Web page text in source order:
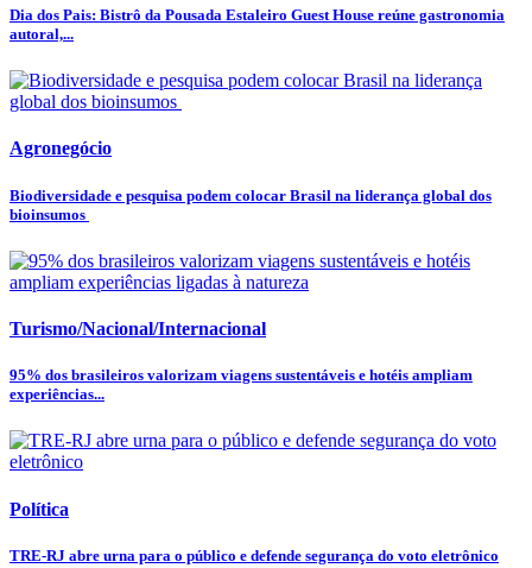
Dia dos Pais: Bistrô da Pousada Estaleiro Guest House reúne gastronomia
autoral,...
Agronegócio
Biodiversidade e pesquisa podem colocar Brasil na liderança global dos
bioinsumos
Turismo/Nacional/Internacional
95% dos brasileiros valorizam viagens sustentáveis e hotéis ampliam
experiências...
Política
TRE-RJ abre urna para o público e defende segurança do voto eletrônico